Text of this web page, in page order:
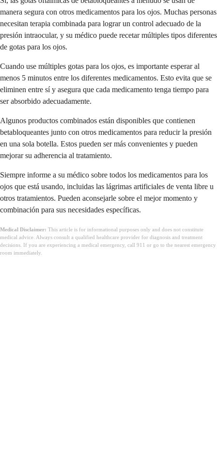
manera segura con otros medicamentos para los ojos. Muchas personas
necesitan terapia combinada para lograr un control adecuado de la
presión intraocular, y su médico puede recetar múltiples tipos diferentes
de gotas para los ojos.
Cuando use múltiples gotas para los ojos, es importante esperar al
menos 5 minutos entre los diferentes medicamentos. Esto evita que se
eliminen entre sí y asegura que cada medicamento tenga tiempo para
ser absorbido adecuadamente.
Algunos productos combinados están disponibles que contienen
betabloqueantes junto con otros medicamentos para reducir la presión
en una sola botella. Estos pueden ser más convenientes y pueden
mejorar su adherencia al tratamiento.
Siempre informe a su médico sobre todos los medicamentos para los
ojos que está usando, incluidas las lágrimas artificiales de venta libre u
otros tratamientos. Pueden aconsejarle sobre el mejor momento y
combinación para sus necesidades específicas.
Medical Disclaimer: This article is for informational purposes only and does not constitute
medical advice. Always consult a qualified healthcare provider for diagnosis and treatment
decisions. If you are experiencing a medical emergency, call 911 or go to the nearest emergency
room immediately.